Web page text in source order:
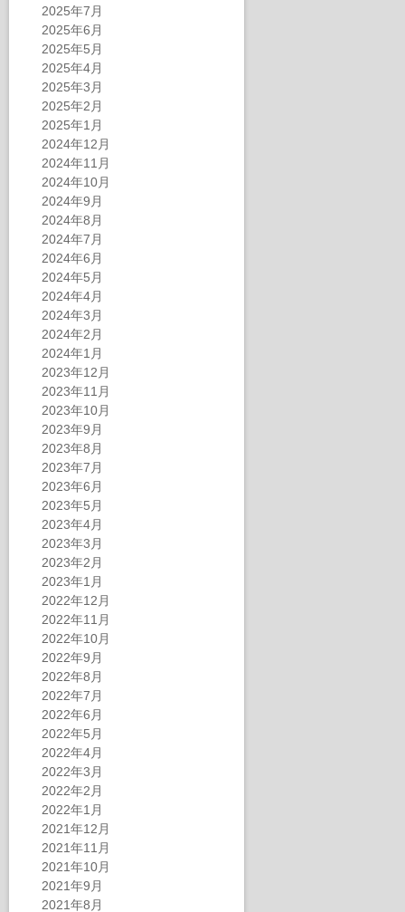
2025年7月
2025年6月
2025年5月
2025年4月
2025年3月
2025年2月
2025年1月
2024年12月
2024年11月
2024年10月
2024年9月
2024年8月
2024年7月
2024年6月
2024年5月
2024年4月
2024年3月
2024年2月
2024年1月
2023年12月
2023年11月
2023年10月
2023年9月
2023年8月
2023年7月
2023年6月
2023年5月
2023年4月
2023年3月
2023年2月
2023年1月
2022年12月
2022年11月
2022年10月
2022年9月
2022年8月
2022年7月
2022年6月
2022年5月
2022年4月
2022年3月
2022年2月
2022年1月
2021年12月
2021年11月
2021年10月
2021年9月
2021年8月